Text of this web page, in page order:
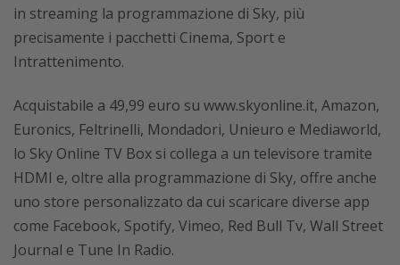
in streaming la programmazione di Sky, più
precisamente i pacchetti Cinema, Sport e
Intrattenimento.
Acquistabile a 49,99 euro su www.skyonline.it, Amazon,
Euronics, Feltrinelli, Mondadori, Unieuro e Mediaworld,
lo Sky Online TV Box si collega a un televisore tramite
HDMI e, oltre alla programmazione di Sky, offre anche
uno store personalizzato da cui scaricare diverse app
come Facebook, Spotify, Vimeo, Red Bull Tv, Wall Street
Journal e Tune In Radio.